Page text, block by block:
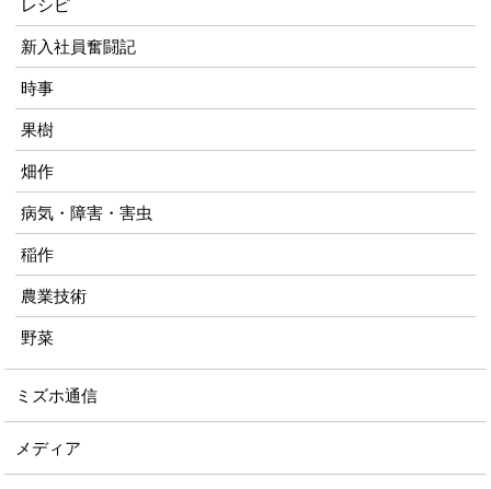
レシピ
新入社員奮闘記
時事
果樹
畑作
病気・障害・害虫
稲作
農業技術
野菜
ミズホ通信
メディア